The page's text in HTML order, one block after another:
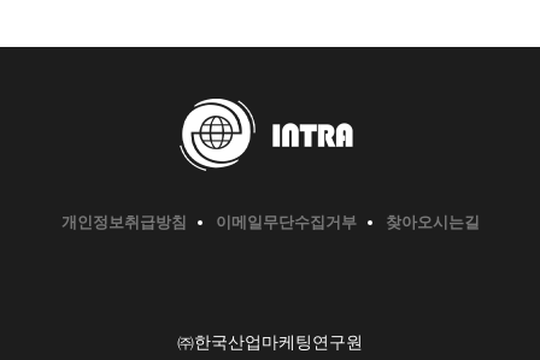
개인정보취급방침 이메일무단수집거부 찾아오시는길
㈜한국산업마케팅연구원